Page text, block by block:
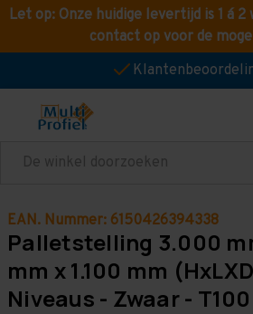
Let op: Onze huidige levertijd is 1 á 2
contact op voor de
Zoeken
EAN. Nummer: 6150426394338
Palletstelling 3.000
mm x 1.100 mm
Niveaus - Zwaar - T100